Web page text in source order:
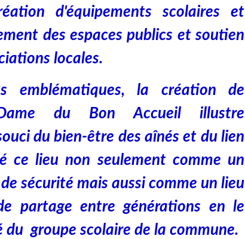
d'équipements scolaires et
des espaces publics et soutien
locales.
emblématiques, la création de
Dame du Bon Accueil illustre
du bien-être des aînés et du lien
ce lieu non seulement comme un
sécurité mais aussi comme un lieu
partage entre générations en le
groupe scolaire de la commune.